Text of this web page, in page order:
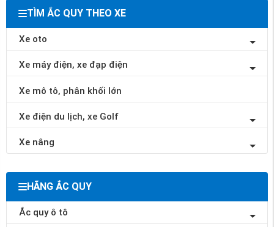
TÌM ẮC QUY THEO XE
Xe oto
Xe máy điện, xe đạp điện
Xe mô tô, phân khối lớn
Xe điện du lịch, xe Golf
Xe nâng
HÃNG ẮC QUY
Ắc quy ô tô